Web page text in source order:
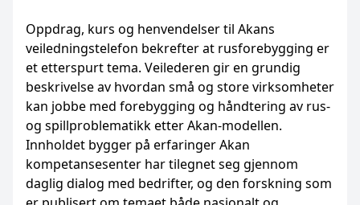
Oppdrag, kurs og henvendelser til Akans
veiledningstelefon bekrefter at rusforebygging er
et etterspurt tema. Veilederen gir en grundig
beskrivelse av hvordan små og store virksomheter
kan jobbe med forebygging og hånd­tering av rus-
og spillproblematikk etter Akan-modellen.
Innholdet bygger på erfaringer Akan
kompetansesenter har tilegnet seg gjennom
daglig dialog med bedrifter, og den forskning som